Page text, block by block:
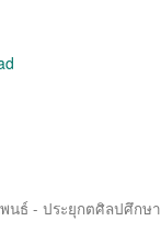
นธ์ - ประยุกตศิลปศึกษา